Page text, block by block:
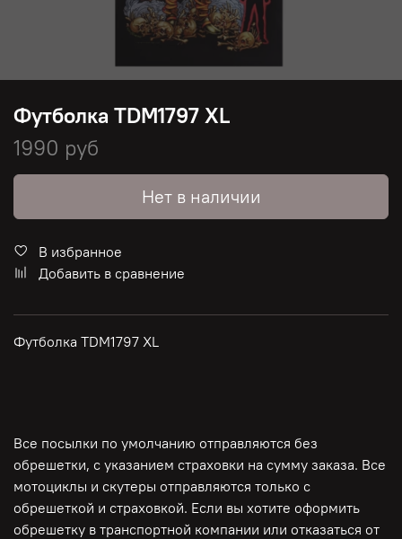
Футболка TDM1797 XL
1990 руб
Нет в наличии
В избранное
Добавить в сравнение
Футболка TDM1797 XL
Все посылки по умолчанию отправляются без
обрешетки, с указанием страховки на сумму заказа. Все
мотоциклы и скутеры отправляются только с
обрешеткой и страховкой. Если вы хотите оформить
обрешетку в транспортной компании или отказаться от